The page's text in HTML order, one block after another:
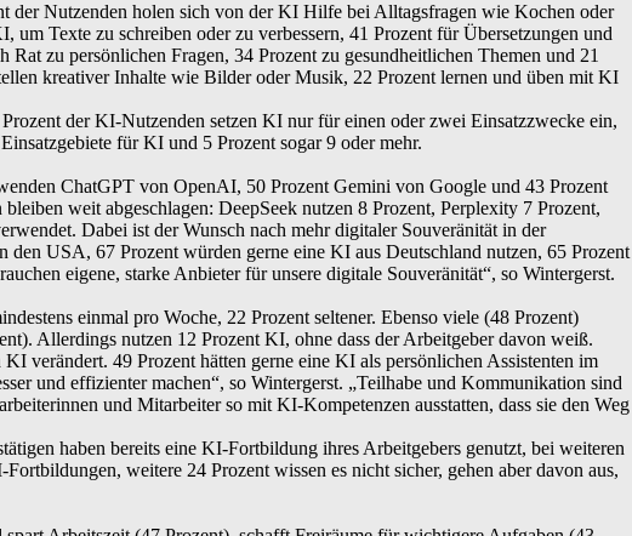
der Nutzenden holen sich von der KI Hilfe bei Alltagsfragen wie Kochen oder
Texte zu schreiben oder zu verbessern, 41 Prozent für Übersetzungen und
zu persönlichen Fragen, 34 Prozent zu gesundheitlichen Themen und 21
kreativer Inhalte wie Bilder oder Musik, 22 Prozent lernen und üben mit KI
der KI-Nutzenden setzen KI nur für einen oder zwei Einsatzzwecke ein,
für KI und 5 Prozent sogar 9 oder mehr.
ChatGPT von OpenAI, 50 Prozent Gemini von Google und 43 Prozent
weit abgeschlagen: DeepSeek nutzen 8 Prozent, Perplexity 7 Prozent,
Dabei ist der Wunsch nach mehr digitaler Souveränität in der
USA, 67 Prozent würden gerne eine KI aus Deutschland nutzen, 65 Prozent
eigene, starke Anbieter für unsere digitale Souveränität“, so Wintergerst.
einmal pro Woche, 22 Prozent seltener. Ebenso viele (48 Prozent)
Allerdings nutzen 12 Prozent KI, ohne dass der Arbeitgeber davon weiß.
verändert. 49 Prozent hätten gerne eine KI als persönlichen Assistenten im
und effizienter machen“, so Wintergerst. „Teilhabe und Kommunikation sind
und Mitarbeiter so mit KI-Kompetenzen ausstatten, dass sie den Weg
haben bereits eine KI-Fortbildung ihres Arbeitgebers genutzt, bei weiteren
weitere 24 Prozent wissen es nicht sicher, gehen aber davon aus,